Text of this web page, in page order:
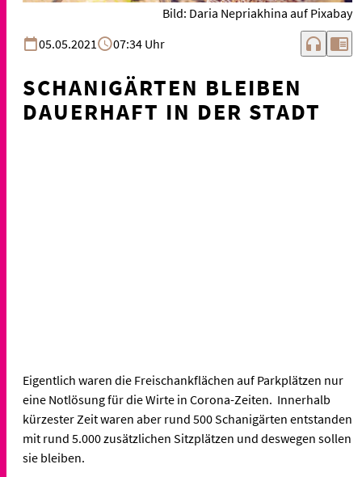
Bild: Daria Nepriakhina auf Pixabay
05.05.2021
07:34 Uhr headphones chrome_reader_mode
SCHANIGÄRTEN BLEIBEN
DAUERHAFT IN DER STADT
Eigentlich waren die Freischankflächen auf Parkplätzen nur
eine Notlösung für die Wirte in Corona-Zeiten. Innerhalb
kürzester Zeit waren aber rund 500 Schanigärten entstanden
mit rund 5.000 zusätzlichen Sitzplätzen und deswegen sollen
sie bleiben.